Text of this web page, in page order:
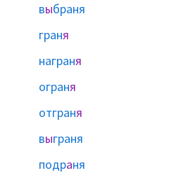
выбраня
граня
награня
ограня
отграня
выграня
подраня